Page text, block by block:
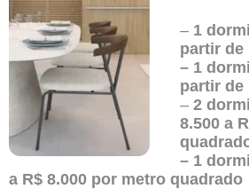
– 1
partir de
– 1
partir de
– 2
8.500 a
– 1
a R$ 8.000 por metro quadrado